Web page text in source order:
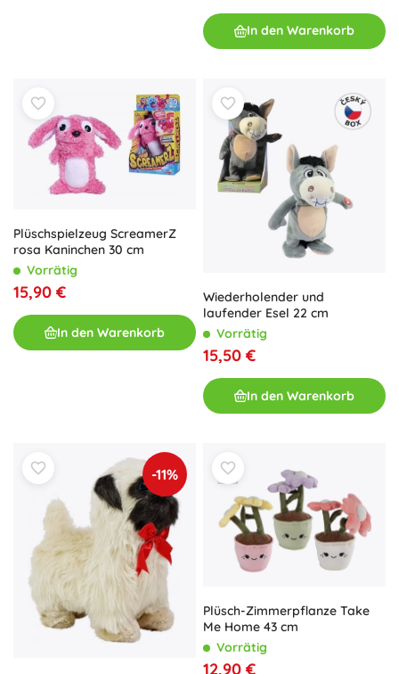
In den Warenkorb
Plüschspielzeug ScreamerZ
rosa Kaninchen 30 cm
Vorrätig
15,90 €
In den Warenkorb
Wiederholender und
laufender Esel 22 cm
Vorrätig
15,50 €
In den Warenkorb
-11%
Plüsch-Zimmerpflanze Take
Me Home 43 cm
Vorrätig
12,90 €